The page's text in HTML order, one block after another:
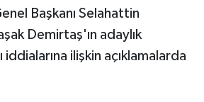
Başkanı Selahattin
Demirtaş'ın adaylık
iddialarına ilişkin açıklamalarda